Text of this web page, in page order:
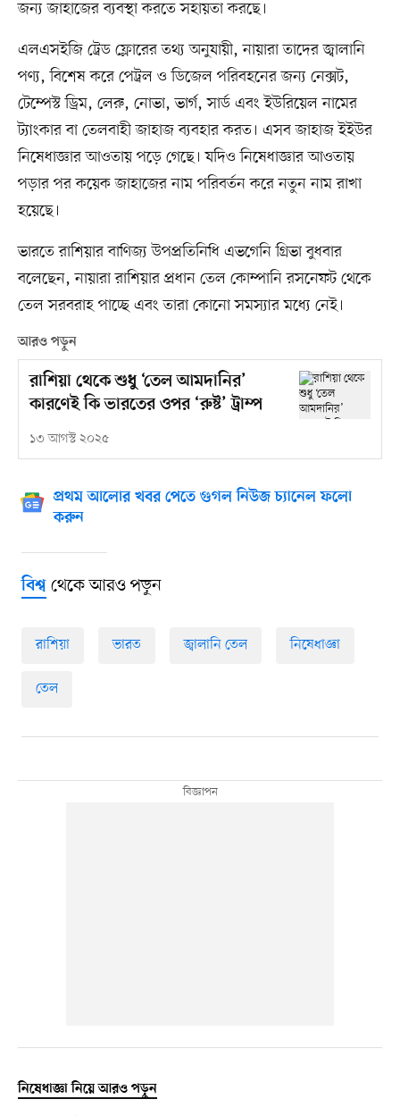
জন্য জাহাজের ব্যবস্থা করতে সহায়তা করছে।
এলএসইজি ট্রেড ফ্লোরের তথ্য অনুযায়ী, নায়ারা তাদের জ্বালানি
পণ্য, বিশেষ করে পেট্রল ও ডিজেল পরিবহনের জন্য নেক্সট,
টেম্পেস্ট ড্রিম, লেরু, নোভা, ভার্গ, সার্ড এবং ইউরিয়েল নামের
ট্যাংকার বা তেলবাহী জাহাজ ব্যবহার করত। এসব জাহাজ ইইউর
নিষেধাজ্ঞার আওতায় পড়ে গেছে। যদিও নিষেধাজ্ঞার আওতায়
পড়ার পর কয়েক জাহাজের নাম পরিবর্তন করে নতুন নাম রাখা
হয়েছে।
ভারতে রাশিয়ার বাণিজ্য উপপ্রতিনিধি এভগেনি গ্রিভা বুধবার
বলেছেন, নায়ারা রাশিয়ার প্রধান তেল কোম্পানি রসনেফট থেকে
তেল সরবরাহ পাচ্ছে এবং তারা কোনো সমস্যার মধ্যে নেই।
আরও পড়ুন
রাশিয়া থেকে শুধু ‘তেল আমদানির’
কারণেই কি ভারতের ওপর ‘রুষ্ট’ ট্রাম্প
১৩ আগস্ট ২০২৫
প্রথম আলোর খবর পেতে গুগল নিউজ চ্যানেল ফলো
করুন
বিশ্বথেকে আরও পড়ুন
রাশিয়া ভারত জ্বালানি তেল নিষেধাজ্ঞা
তেল
নিষেধাজ্ঞা নিয়ে আরও পড়ুন